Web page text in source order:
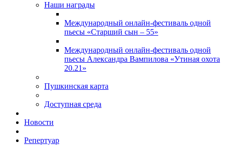
Наши награды
Международный онлайн-фестиваль одной
пьесы «Старший сын – 55»
Международный онлайн-фестиваль одной
пьесы Александра Вампилова «Утиная охота
20.21»
Пушкинская карта
Доступная среда
Новости
Репертуар